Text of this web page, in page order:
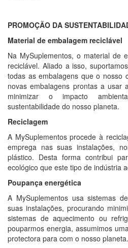
PROMOÇÃO DA
Material de embalagem reciclável
Na MySuplementos, o material de
reciclável. Aliado a isso,
todas as embalagens que o nosso
novas embalagens prontas a usar
minimizar o impacto
sustentabilidade do nosso planeta.
Reciclagem
A MySuplementos procede à
emprega nas suas instalações,
plástico. Desta forma contribui
ecológico que este tipo de indústria
Poupança energética
A MySuplementos usa sistemas
suas instalações, procurando
sistemas de aquecimento ou
pouparmos energia, assumimos
protectora para com o nosso planeta.